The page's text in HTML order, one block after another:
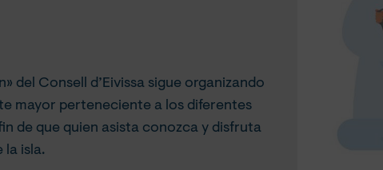
del Consell d’Eivissa sigue organizando
mayor perteneciente a los diferentes
de que quien asista conozca y disfruta
la isla.